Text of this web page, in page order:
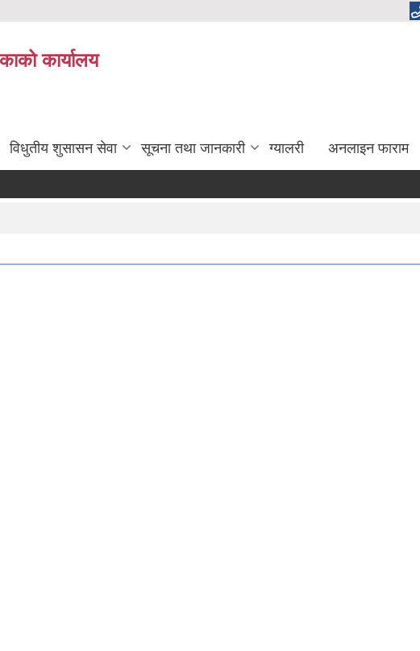
कार्यालय
विधुतीय शुसासन सेवा सूचना तथा जानकारी ग्यालरी अनलाइन फाराम